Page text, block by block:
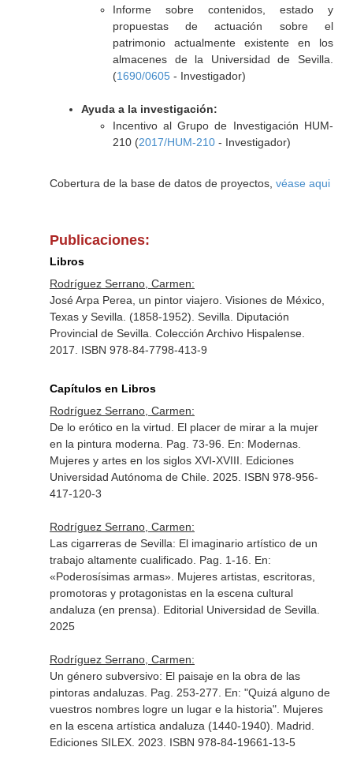
Informe sobre contenidos, estado y
propuestas de actuación sobre el
patrimonio actualmente existente en los
almacenes de la Universidad de Sevilla.
(1690/0605- Investigador)
Ayuda a la investigación:
Incentivo al Grupo de Investigación HUM-
210 (2017/HUM-210- Investigador)
Cobertura de la base de datos de proyectos, véase aqui
Publicaciones:
Libros
Rodríguez Serrano, Carmen:
José Arpa Perea, un pintor viajero. Visiones de México,
Texas y Sevilla. (1858-1952). Sevilla. Diputación
Provincial de Sevilla. Colección Archivo Hispalense.
2017. ISBN 978-84-7798-413-9
Capítulos en Libros
Rodríguez Serrano, Carmen:
De lo erótico en la virtud. El placer de mirar a la mujer
en la pintura moderna. Pag. 73-96. En: Modernas.
Mujeres y artes en los siglos XVI-XVIII . Ediciones
Universidad Autónoma de Chile. 2025. ISBN 978-956-
417-120-3
Rodríguez Serrano, Carmen:
Las cigarreras de Sevilla: El imaginario artístico de un
trabajo altamente cualificado. Pag. 1-16. En:
«Poderosísimas armas». Mujeres artistas, escritoras,
promotoras y protagonistas en la escena cultural
andaluza (en prensa) . Editorial Universidad de Sevilla.
2025
Rodríguez Serrano, Carmen:
Un género subversivo: El paisaje en la obra de las
pintoras andaluzas. Pag. 253-277. En: "Quizá alguno de
vuestros nombres logre un lugar e la historia". Mujeres
en la escena artística andaluza (1440-1940) . Madrid.
Ediciones SILEX. 2023. ISBN 978-84-19661-13-5